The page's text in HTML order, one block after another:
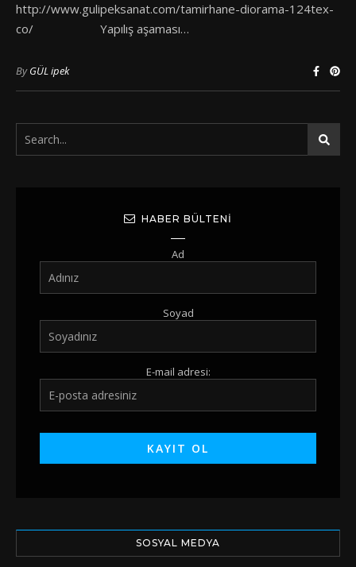
http://www.gulipeksanat.com/tamirhane-diorama-124tex-
co/ Yapılış aşaması…
ByGÜL ipek
HABER BÜLTENI
Ad
Soyad
E-mail adresi:
SOSYAL MEDYA